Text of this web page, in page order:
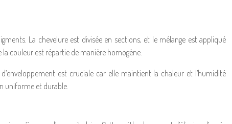
La chevelure est divisée en sections, et le mélange est appliqué
la couleur est répartie de manière homogène.
est cruciale car elle maintient la chaleur et l’humidité
uniforme et durable.